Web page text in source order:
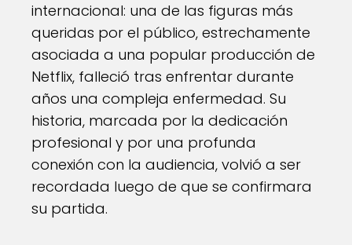
internacional: una de las figuras más
queridas por el público, estrechamente
asociada a una popular producción de
Netflix, falleció tras enfrentar durante
años una compleja enfermedad. Su
historia, marcada por la dedicación
profesional y por una profunda
conexión con la audiencia, volvió a ser
recordada luego de que se confirmara
su partida.